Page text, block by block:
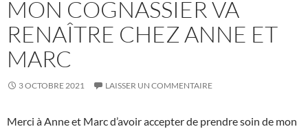
MON COGNASSIER VA
RENAÎTRE CHEZ ANNE ET
MARC
3 OCTOBRE 2021 LAISSER UN COMMENTAIRE
Merci à Anne et Marc d’avoir accepter de prendre soin de mon